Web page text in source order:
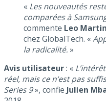
« Les nouveautés
comparées à
commente Leo
chez GlobalTech. «
la radicalité.»
Avis utilisateur: «
réel, mais ce n’est pas
Series 9», confie Julien